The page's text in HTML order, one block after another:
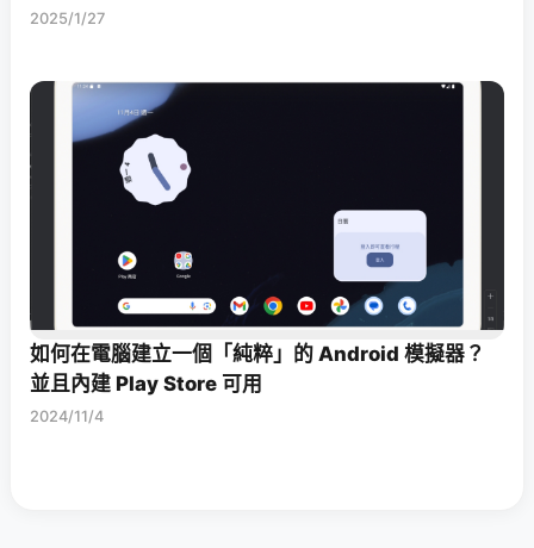
2025/1/27
如何在電腦建立一個「純粹」的 Android 模擬器？
並且內建 Play Store 可用
2024/11/4